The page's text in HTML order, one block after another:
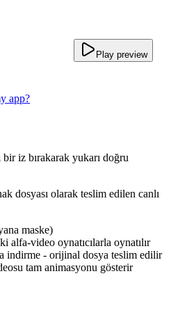
Play preview
app?
bir iz bırakarak yukarı doğru
dosyası olarak teslim edilen canlı
maske)
alfa-video oynatıcılarla oynatılır
indirme - orijinal dosya teslim edilir
tam animasyonu gösterir